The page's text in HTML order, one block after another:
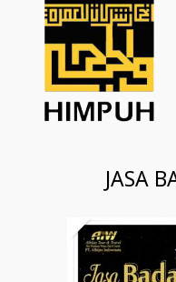
JASA